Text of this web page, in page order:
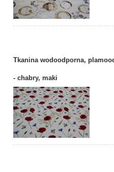
Tkanina wodoodporna,
- chabry, maki